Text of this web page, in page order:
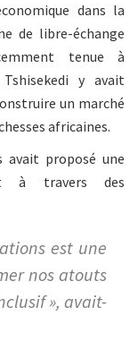
dans la
de libre-échange
tenue à
y avait
un marché
africaines.
avait proposé une
à travers des
est une
nos atouts
», avait-